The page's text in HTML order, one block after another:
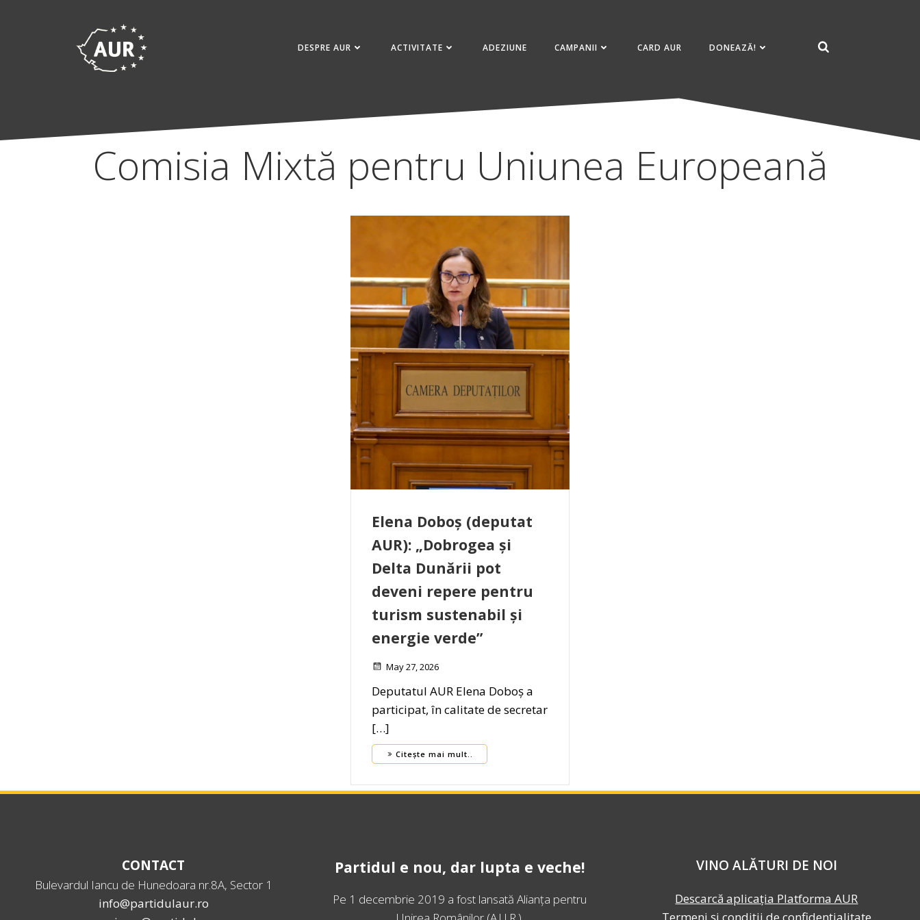
DESPRE AUR ACTIVITATE ADEZIUNE CAMPANII CARD AUR DONEAZĂ!
Comisia Mixtă pentru Uniunea Europeană
Elena Doboș (deputat
AUR): „Dobrogea și
Delta Dunării pot
deveni repere pentru
turism sustenabil și
energie verde”
May 27, 2026
Deputatul AUR Elena Doboș a
participat, în calitate de secretar
[…]
Citește mai mult..
CONTACT
Bulevardul Iancu de Hunedoara nr.8A, Sector 1
info@partidulaur.ro
Partidul e nou, dar lupta e veche!
Pe 1 decembrie 2019 a fost lansatăAlianța pentru
VINO ALĂTURI DE NOI
Descarcă aplicația Platforma AUR